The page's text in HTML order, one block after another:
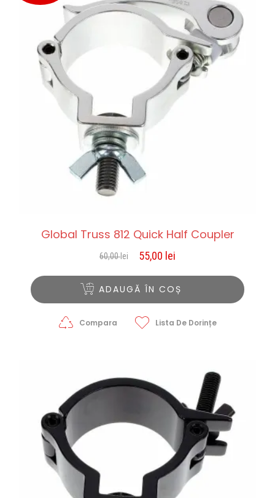
Global Truss 812 Quick Half Coupler
60,00 lei
Prețul
60,00 lei.
55,00 lei
ADAUGĂ ÎN COȘ
Compara Lista De Dorințe